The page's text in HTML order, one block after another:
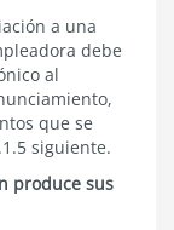
a una
debe
al
que se
siguiente.
produce sus